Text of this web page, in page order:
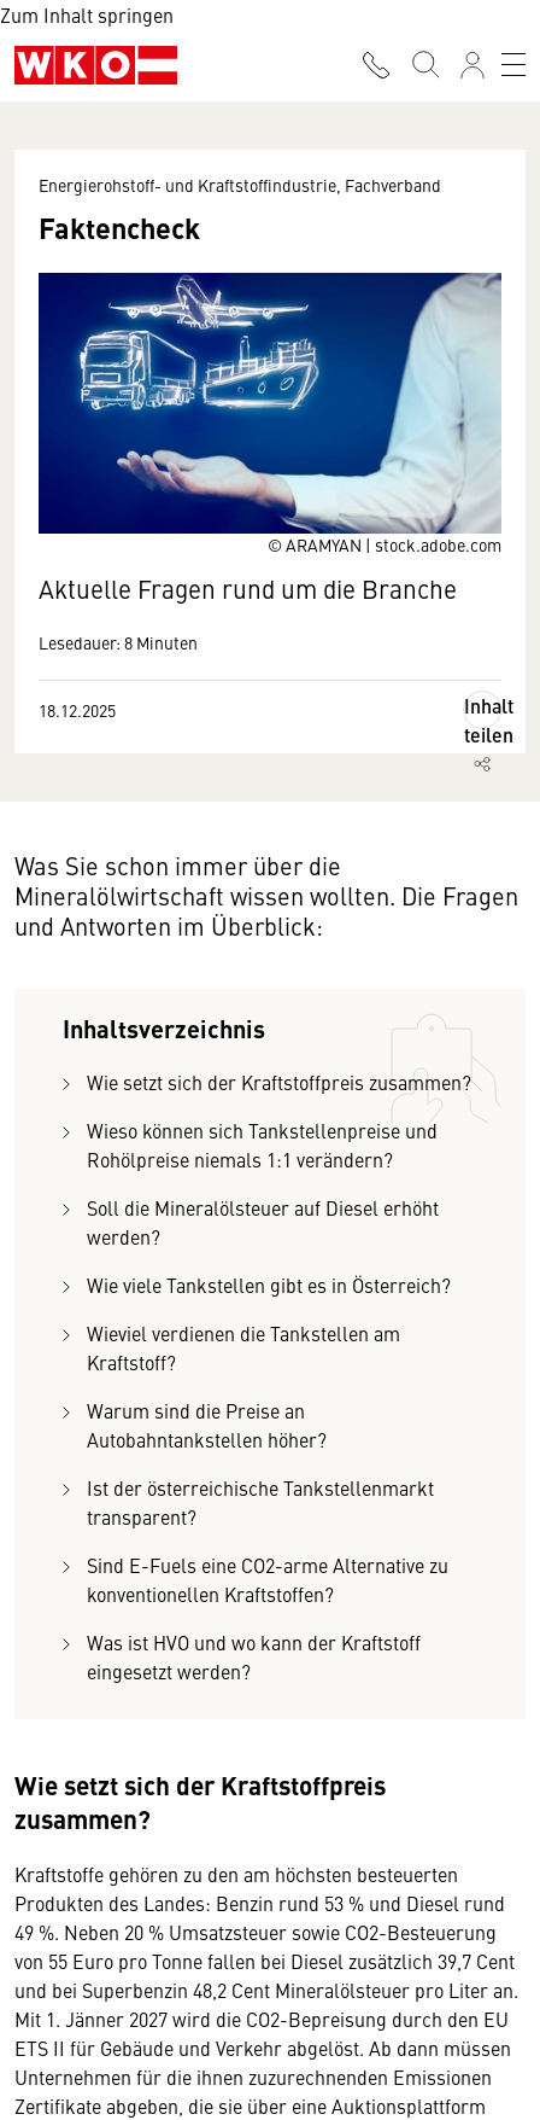
Zum Inhalt springen
© ARAMYAN | stock.adobe.com
Energierohstoff- und Kraftstoffindustrie, Fachverband
Faktencheck
Aktuelle Fragen rund um die Branche
Lesedauer: 8 Minuten
18.12.2025
Inhalt
teilen
Was Sie schon immer über die
Mineralölwirtschaft wissen wollten. Die Fragen
und Antworten im Überblick:
Inhaltsverzeichnis
Wie setzt sich der Kraftstoffpreis zusammen?
Wieso können sich Tankstellenpreise und
Rohölpreise niemals 1:1 verändern?
Soll die Mineralölsteuer auf Diesel erhöht
werden?
Wie viele Tankstellen gibt es in Österreich?
Wieviel verdienen die Tankstellen am
Kraftstoff?
Warum sind die Preise an
Autobahntankstellen höher?
Ist der österreichische Tankstellenmarkt
transparent?
Sind E-Fuels eine CO2-arme Alternative zu
konventionellen Kraftstoffen?
Was ist HVO und wo kann der Kraftstoff
eingesetzt werden?
Wie setzt sich der Kraftstoffpreis
zusammen?
Kraftstoffe gehören zu den am höchsten besteuerten
Produkten des Landes: Benzin rund 53 % und Diesel rund
49 %. Neben 20 % Umsatzsteuer sowie CO2-Besteuerung
von 55 Euro pro Tonne fallen bei Diesel zusätzlich 39,7 Cent
und bei Superbenzin 48,2 Cent Mineralölsteuer pro Liter an.
Mit 1. Jänner 2027 wird die CO2-Bepreisung durch den EU
ETS II für Gebäude und Verkehr abgelöst. Ab dann müssen
Unternehmen für die ihnen zuzurechnenden Emissionen
Zertifikate abgeben, die sie über eine Auktionsplattform